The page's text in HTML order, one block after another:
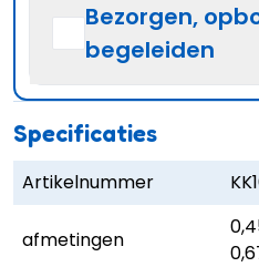
Bezorgen,
begeleiden
Specificaties
Artikelnummer
afmetingen